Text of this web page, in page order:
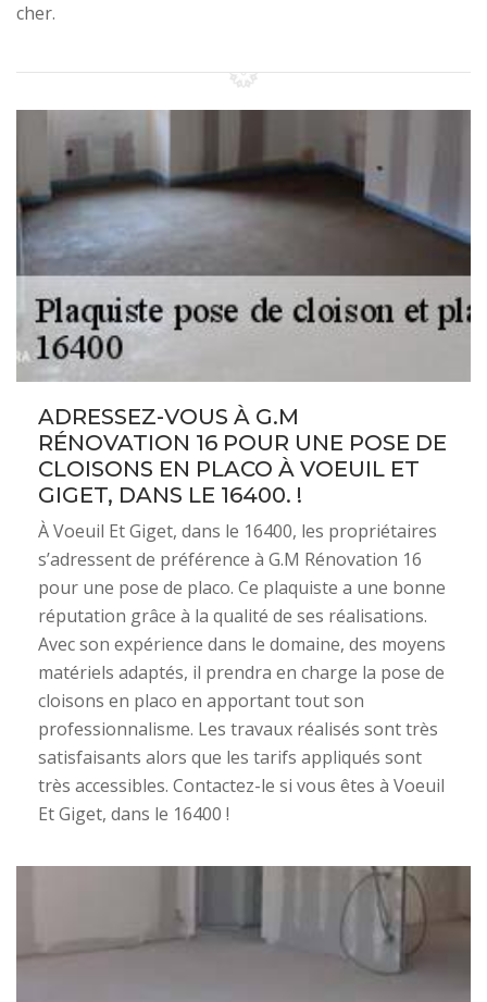
cher.
ADRESSEZ-VOUS À G.M
RÉNOVATION 16 POUR UNE POSE DE
CLOISONS EN PLACO À VOEUIL ET
GIGET, DANS LE 16400. !
À Voeuil Et Giget, dans le 16400, les propriétaires
s’adressent de préférence à G.M Rénovation 16
pour une pose de placo. Ce plaquiste a une bonne
réputation grâce à la qualité de ses réalisations.
Avec son expérience dans le domaine, des moyens
matériels adaptés, il prendra en charge la pose de
cloisons en placo en apportant tout son
professionnalisme. Les travaux réalisés sont très
satisfaisants alors que les tarifs appliqués sont
très accessibles. Contactez-le si vous êtes à Voeuil
Et Giget, dans le 16400 !